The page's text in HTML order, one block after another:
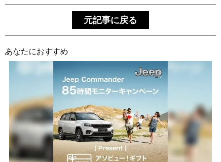
元記事に戻る
あなたにおすすめ